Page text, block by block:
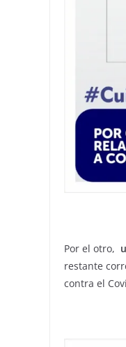
Por el otro,
restante
contra el